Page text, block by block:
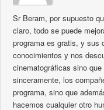
Sr Beram, por supuesto
claro, todo se puede
programa es gratis, y sus
conocimientos y nos
cinematográficas sino
sinceramente, los
programa, sino que
hacemos cualquier otro